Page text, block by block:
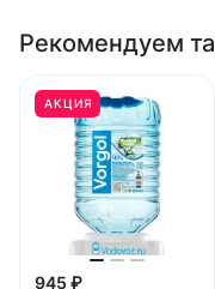
Рекомендуем
АКЦИЯ
945 ₽